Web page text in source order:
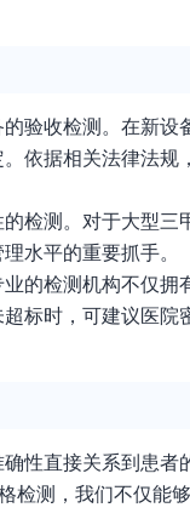
验收检测。在新
依据相关法律法
检测。对于大型
水平的重要抓手。
的检测机构不仅拥
标时，可建议医
性直接关系到患
检测，我们不仅能